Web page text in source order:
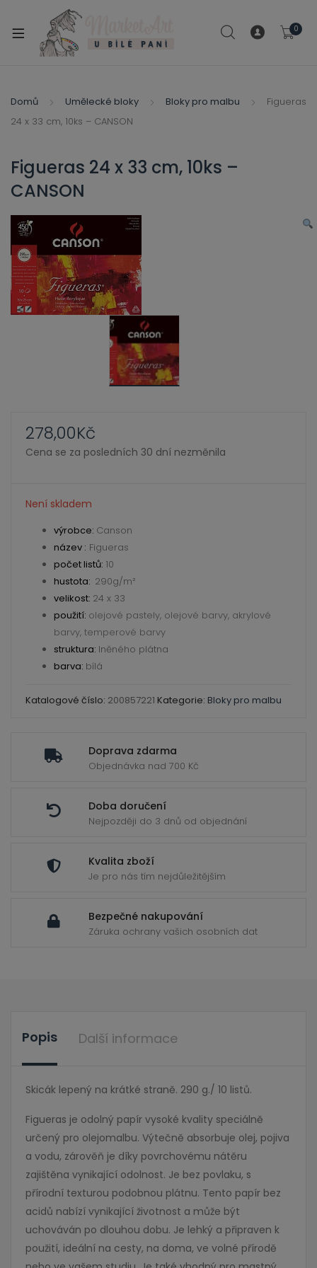
0
Domů Umělecké bloky Bloky pro malbu
Figueras
24 x 33 cm, 10ks – CANSON
Figueras 24 x 33 cm, 10ks –
CANSON
Doprava zdarma
Objednávka nad 700 Kč
Doba doručení
Nejpozději do 3 dnů od objednání
Kvalita zboží
Je pro nás tím nejdůležitějším
Bezpečné nakupování
Záruka ochrany vašich osobních dat
278,00Kč
Cena se za posledních 30 dní nezměnila
Není skladem
výrobce: Canson
název : Figueras
počet listů: 10
hustota: 290g/m²
velikost: 24 x 33
použití: olejové pastely, olejové barvy, akrylové
barvy, temperové barvy
struktura: lněného plátna
barva: bílá
Katalogové číslo: 200857221 Kategorie: Bloky pro malbu
Popis Další informace
Skicák lepený na krátké straně. 290 g./ 10 listů.
Figueras je odolný papír vysoké kvality speciálně
určený pro olejomalbu. Výtečně absorbuje olej, pojiva
a vodu, zárověň je díky povrchovému nátěru
zajištěna vynikající odolnost. Je bez povlaku, s
přírodní texturou podobnou plátnu. Tento papír bez
acidů nabízí vynikající životnost a může být
uchováván po dlouhou dobu. Je lehký a připraven k
použití, ideální na cesty, na doma, ve volné přírodě